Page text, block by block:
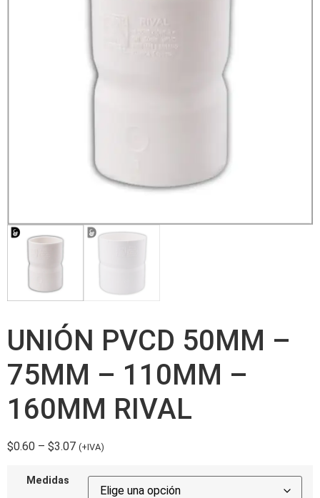
UNIÓN PVCD 50MM –
75MM – 110MM –
160MM RIVAL
$0.60 – $3.07 (+IVA)
Medidas